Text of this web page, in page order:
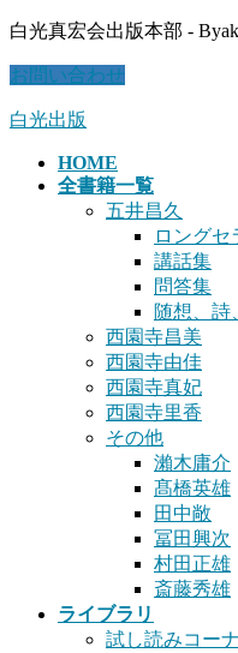
コ
テ
ツ
ナ
ゲ
シ
白光真宏会出版本部 -
お問い合わせ
白光出版
HOME
全書籍一覧
五井昌久
ロングセ
講話集
問答集
随想、詩
西園寺昌美
西園寺由佳
西園寺真妃
西園寺里香
その他
瀨木庸介
髙橋英雄
田中敞
冨田興次
村田正雄
斎藤秀雄
ライブラリ
試し読みコー